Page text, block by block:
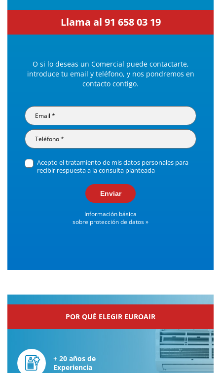
Llama al 91 658 03 19
O si lo deseas un Comercial puede contactarte,
introduce tu email y teléfono, y nos pondremos en
contacto contigo.
Acepto el tratamiento de mis datos personales para
recibir respuesta a la consulta planteada
Enviar
Información básica
sobre protección de datos »
POR QUÉ ELEGIR EUROAIR
+ 20 años de
Experiencia